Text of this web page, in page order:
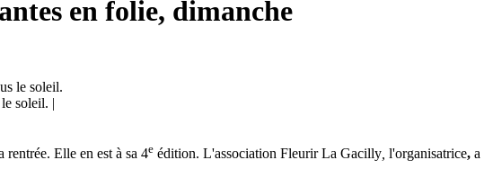
en folie, dimanche
soleil. |
Elle en est à sa 4e édition. L'association Fleurir La Gacilly, l'organisatrice, a